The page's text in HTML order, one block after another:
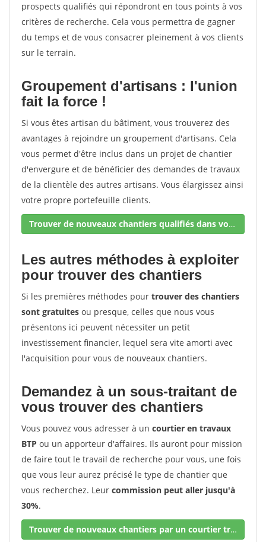
prospects qualifiés qui répondront en tous points à vos
critères de recherche. Cela vous permettra de gagner
du temps et de vous consacrer pleinement à vos clients
sur le terrain.
Groupement d'artisans : l'union
fait la force !
Si vous êtes artisan du bâtiment, vous trouverez des
avantages à rejoindre un groupement d'artisans. Cela
vous permet d'être inclus dans un projet de chantier
d'envergure et de bénéficier des demandes de travaux
de la clientèle des autres artisans. Vous élargissez ainsi
votre propre portefeuille clients.
Trouver de nouveaux chantiers qualifiés dans votre secteur !
Les autres méthodes à exploiter
pour trouver des chantiers
Si les premières méthodes pour trouver des chantiers
sont gratuites ou presque, celles que nous vous
présentons ici peuvent nécessiter un petit
investissement financier, lequel sera vite amorti avec
l'acquisition pour vous de nouveaux chantiers.
Demandez à un sous-traitant de
vous trouver des chantiers
Vous pouvez vous adresser à un courtier en travaux
BTP ou un apporteur d'affaires. Ils auront pour mission
de faire tout le travail de recherche pour vous, une fois
que vous leur aurez précisé le type de chantier que
vous recherchez. Leur commission peut aller jusqu'à
30%.
Trouver de nouveaux chantiers par un courtier travaux